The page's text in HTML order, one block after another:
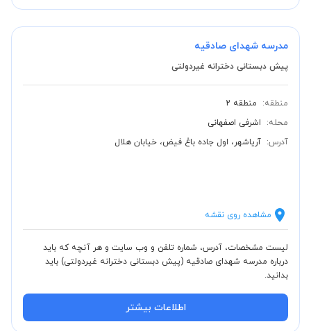
مدرسه شهدای صادقیه
پیش دبستانی دخترانه غیردولتی
منطقه:
منطقه 2
محله:
اشرفی اصفهانی
آدرس: آریاشهر، اول جاده باغ فیض، خیابان هلال
مشاهده روی نقشه
لیست مشخصات، آدرس، شماره تلفن و وب سایت و هر آنچه که باید
درباره مدرسه شهدای صادقیه (پیش دبستانی دخترانه غیردولتی) باید
بدانید.
اطلاعات بیشتر